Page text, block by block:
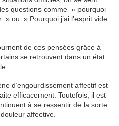
questions comme » pourquoi
» ou » Pourquoi j’ai l’esprit vide
de ces pensées grâce à
se retrouvent dans un état
d’engourdissement affectif est
efficacement. Toutefois, il est
à se ressentir de la sorte
affective.